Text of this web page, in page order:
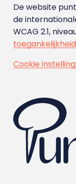
De website
de
WCAG 2.1,
Cookie